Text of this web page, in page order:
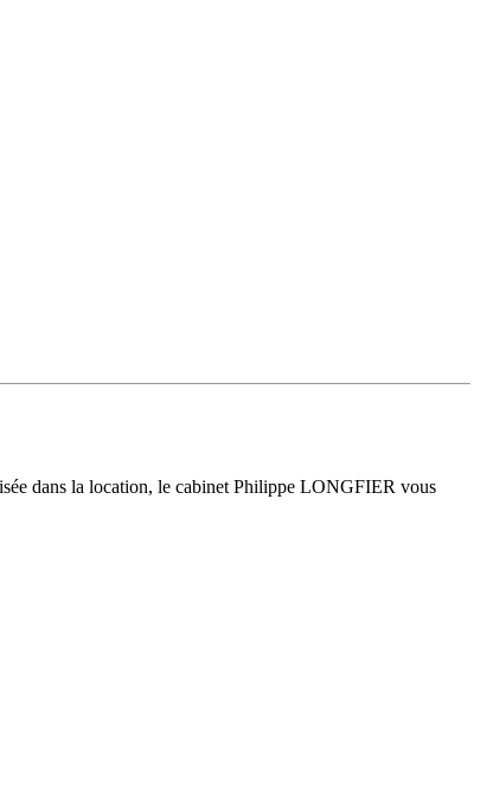
dans la location, le cabinet Philippe LONGFIER vous